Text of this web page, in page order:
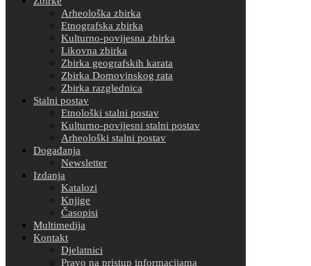
Arheološka zbirka
Etnografska zbirka
Kulturno-povijesna zbirka
Likovna zbirka
Zbirka geografskih karata
Zbirka Domovinskog rata
Zbirka razglednica
Stalni postav
Etnološki stalni postav
Kulturno-povijesni stalni postav
Arheološki stalni postav
Događanja
Newsletter
Izdanja
Katalozi
Knjige
Časopisi
Multimedija
Kontakt
Djelatnici
Pravo na pristup informacijama